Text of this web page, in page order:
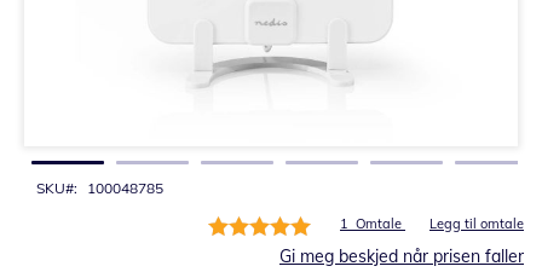
SKU 100048785
Rating:
1 Omtale Legg til omtale
Gi meg beskjed når prisen faller
bildegalleri